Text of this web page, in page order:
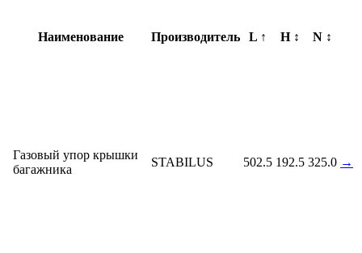
Наименование Производитель L ↑ H ↕️ N ↕️
Газовый упор крышки
багажника
STABILUS 502.5 192.5 325.0 →